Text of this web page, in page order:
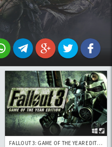
FALLOUT 3: GAME OF THE YEAR EDITION